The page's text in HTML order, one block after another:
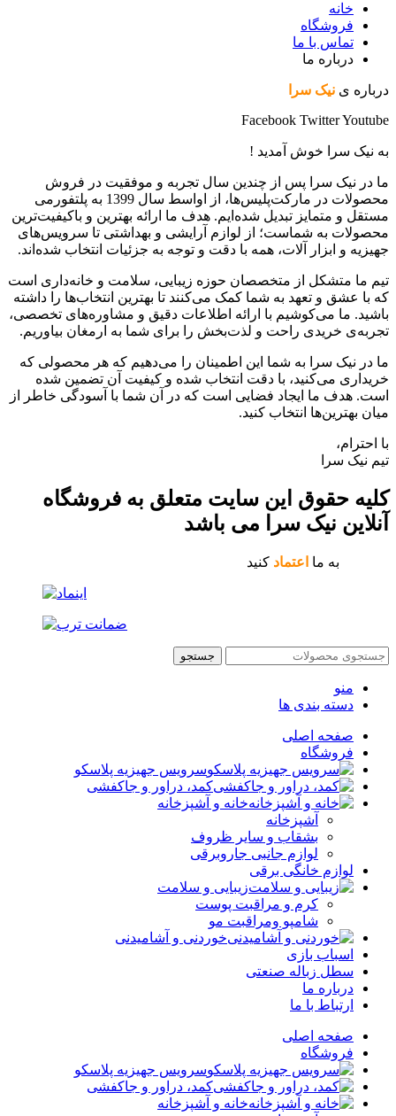
خانه
فروشگاه
تماس با ما
درباره ما
درباره ی نیک سرا
Facebook TwitterYoutube
به نیک سرا خوش آمدید !
ما در نیک سرا پس از چندین سال تجربه و موفقیت در فروش
محصولات در مارکت‌پلیس‌ها، از اواسط سال 1399 به پلتفورمی
مستقل و متمایز تبدیل شده‌ایم. هدف ما ارائه بهترین و باکیفیت‌ترین
محصولات به شماست؛ از لوازم آرایشی و بهداشتی تا سرویس‌های
جهیزیه و ابزار آلات، همه با دقت و توجه به جزئیات انتخاب شده‌اند.
تیم ما متشکل از متخصصان حوزه زیبایی، سلامت و خانه‌داری است
که با عشق و تعهد به شما کمک می‌کنند تا بهترین انتخاب‌ها را داشته
باشید. ما می‌کوشیم با ارائه اطلاعات دقیق و مشاوره‌های تخصصی،
تجربه‌ی خریدی راحت و لذت‌بخش را برای شما به ارمغان بیاوریم.
ما در نیک سرا به شما این اطمینان را می‌دهیم که هر محصولی که
خریداری می‌کنید، با دقت انتخاب شده و کیفیت آن تضمین شده
است. هدف ما ایجاد فضایی است که در آن شما با آسودگی خاطر از
میان بهترین‌ها انتخاب کنید.
با احترام،
تیم نیک سرا
کلیه حقوق این سایت متعلق به فروشگاه
آنلاین نیک سرا می باشد
به ما اعتماد کنید
جستجو
منو
دسته بندی ها
صفحه اصلی
فروشگاه
سرویس جهیزیه پلاسکو
کمد، دراور و جاکفشی
خانه و آشپزخانه
آشپزخانه
بشقاب و سایر ظروف
لوازم جانبی جاروبرقی
لوازم خانگی برقی
زیبایی و سلامت
کرم و مراقبت پوست
شامپو ومراقبت مو
خوردنی و آشامیدنی
اسباب بازی
سطل زباله صنعتی
درباره ما
ارتباط با ما
صفحه اصلی
فروشگاه
سرویس جهیزیه پلاسکو
کمد، دراور و جاکفشی
خانه و آشپزخانه